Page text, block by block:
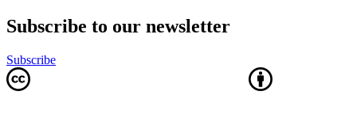
Subscribe to our newsletter
Subscribe